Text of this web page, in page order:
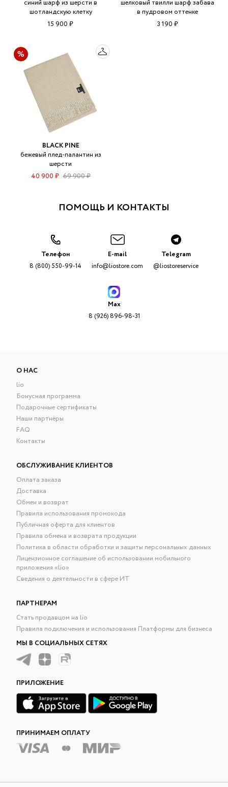
синий шарф из шерсти в
шотландскую клетку
15 900 ₽
шелковый твилли шарф забава
в пудровом оттенке
3 190 ₽
BLACK PINE
бежевый плед-палантин из
шерсти
40 900 ₽ 69 900 ₽
ПОМОЩЬ И КОНТАКТЫ
Телефон
8 (800) 550-99-14
E-mail
info@liostore.com
Telegram
@liostoreservice
Max
8 (926) 896-98-31
О НАС
lio
Бонусная программа
Подарочные сертификаты
Наши партнёры
FAQ
Контакты
ОБСЛУЖИВАНИЕ КЛИЕНТОВ
Оплата заказа
Доставка
Обмен и возврат
Правила использования промокода
Публичная оферта для клиентов
Правила обмена и возврата продукции
Политика в области обработки и защиты персональных данных
Лицензионное соглашение об использовании мобильного
приложения «lío»
Сведения о деятельности в сфере ИТ
ПАРТНЕРАМ
Стать продавцом на lio
Правила подключения и использования Платформы для бизнеса
МЫ В СОЦИАЛЬНЫХ СЕТЯХ
ПРИЛОЖЕНИЕ
ПРИНИМАЕМ ОПЛАТУ